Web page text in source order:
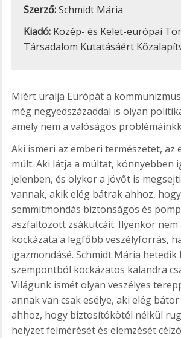
Szerző:Schmidt Mária
Kiadó: Közép- és Kelet-európai
Társadalom Kutatásáért
Miért uralja Európát a
még negyedszázaddal is olyan
amely nem a valóságos
Aki ismeri az emberi természetet, az
múlt. Aki látja a múltat, könnyebben
jelenben, és olykor a jövőt is
vannak, akik elég bátrak ahhoz,
semmitmondás biztonságos és
aszfaltozott zsákutcáit. Ilyenkor nem
kockázata a legfőbb veszélyforrás,
igazmondásé. Schmidt Mária hetedik
szempontból kockázatos kalandra
Világunk ismét olyan veszélyes
annak van csak esélye, aki elég bátor
ahhoz, hogy biztosítókötél nélkül
helyzet felmérését és elemzését